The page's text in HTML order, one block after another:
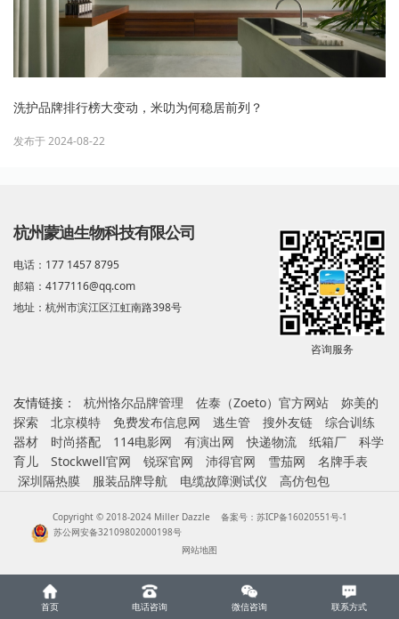
洗护品牌排行榜大变动，米叻为何稳居前列？
发布于 2024-08-22
杭州蒙迪生物科技有限公司
电话：177 1457 8795
邮箱：4177116@qq.com
地址：杭州市滨江区江虹南路398号
咨询服务
友情链接： 杭州恪尔品牌管理 佐泰（Zoeto）官方网站
妳美的
探索
北京模特 免费发布信息网 逃生管 搜外友链
综合训练
器材
时尚搭配 114电影网 有演出网 快递物流 纸箱厂
科学
育儿
Stockwell官网 锐琛官网 沛得官网 雪茄网
名牌手表
深圳隔热膜
服装品牌导航 电缆故障测试仪 高仿包包
Copyright © 2018-2024 Miller Dazzle 备案号：苏ICP备16020551号-1
苏公网安备32109802000198号
网站地图
首页 电话咨询 微信咨询 联系方式